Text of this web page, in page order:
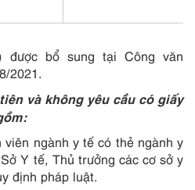
được bổ sung tại Công văn
2021.
và không yêu cầu có giấy
ngành y tế có thẻ ngành y
Y tế, Thủ trưởng các cơ sở y
định pháp luật.